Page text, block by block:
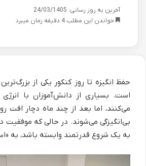
آخرین به روز رسانی: 24/03/1405
خواندن این مطلب 4 دقیقه زمان میبرد
حفظ انگیزه تا روز کنکور یکی از
است. بسیاری از دانش‌آموزان با
می‌کنند، اما بعد از چند ماه دچار افت
بی‌انگیزگی می‌شوند. در حالی که موفقیت
به یک شروع قدرتمند وابسته باشد، به